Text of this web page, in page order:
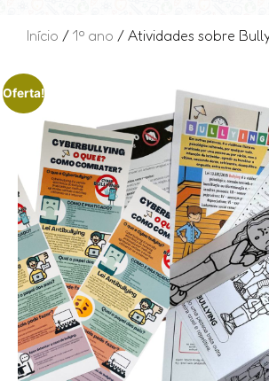
Início / 1º ano / Atividades sobre
Oferta!